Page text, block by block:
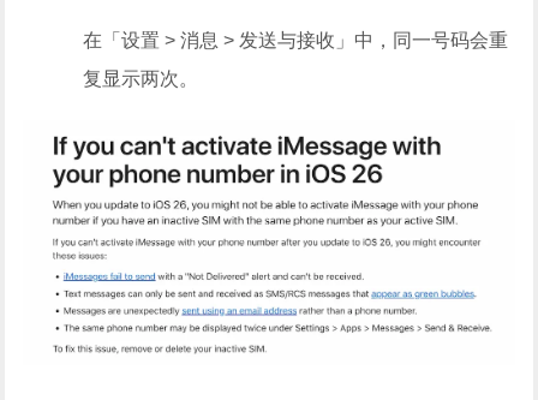
在「设置 > 消息 > 发送与接收」中，同一号码会重
复显示两次。